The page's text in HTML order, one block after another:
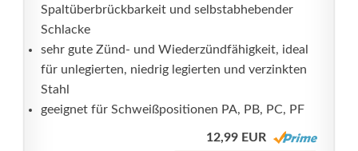
Spaltüberbrückbarkeit und selbstabhebender
Schlacke
sehr gute Zünd- und Wiederzündfähigkeit, ideal
für unlegierten, niedrig legierten und verzinkten
Stahl
geeignet für Schweißpositionen PA, PB, PC, PF
12,99 EUR